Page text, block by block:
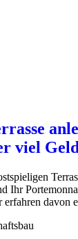
viel
Ihr
erfahren davon